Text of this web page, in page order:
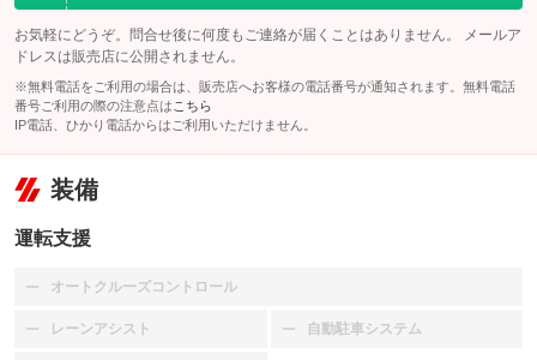
お気軽にどうぞ。問合せ後に何度もご連絡が届くことはありません。 メールア
ドレスは販売店に公開されません。
※無料電話をご利用の場合は、販売店へお客様の電話番号が通知されます。無料電話
番号ご利用の際の注意点は こちら
IP電話、ひかり電話からはご利用いただけません。
装備
運転支援
オートクルーズコントロール
：装備なし
レーンアシスト
：装備なし 自動駐車システム
：装備なし